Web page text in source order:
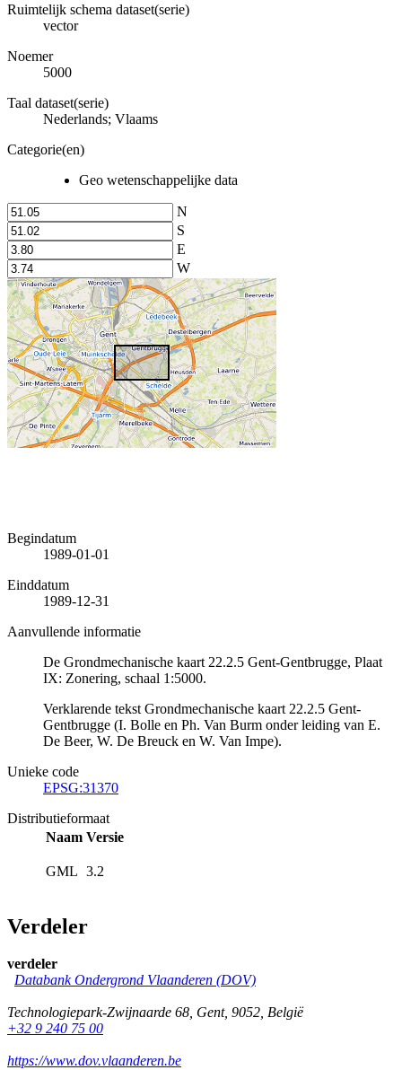
Ruimtelijk schema dataset(serie)
vector
Noemer
5000
Taal dataset(serie)
Nederlands; Vlaams
Categorie(en)
Geo wetenschappelijke data
N
S
E
W
Begindatum
1989-01-01
Einddatum
1989-12-31
Aanvullende informatie
De Grondmechanische kaart 22.2.5 Gent-Gentbrugge, Plaat
IX: Zonering, schaal 1:5000.
Verklarende tekst Grondmechanische kaart 22.2.5 Gent-
Gentbrugge (I. Bolle en Ph. Van Burm onder leiding van E.
De Beer, W. De Breuck en W. Van Impe).
Unieke code
EPSG:31370
Distributieformaat
Naam Versie
GML 3.2
Verdeler
verdeler
Databank Ondergrond Vlaanderen (DOV)
Technologiepark-Zwijnaarde 68, Gent, 9052, België
+32 9 240 75 00
https://www.dov.vlaanderen.be